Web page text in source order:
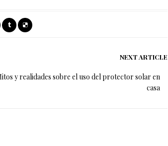
NEXT ARTICLE
y realidades sobre el uso del protector solar en
casa